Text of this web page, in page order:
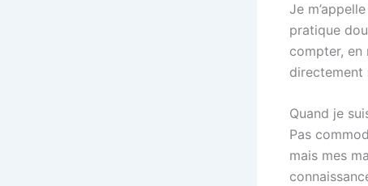
Je
pratique
compter, en
directement
Quand je
Pas
mais mes